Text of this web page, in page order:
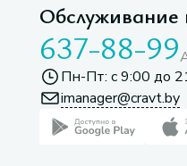
Обслуживание
637-88-99
Пн-Пт: с 9:00 до
imanager@cravt.by